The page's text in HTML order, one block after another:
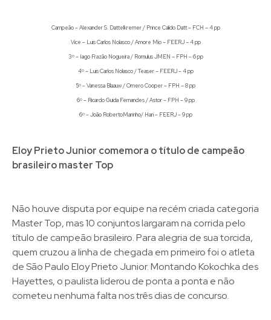
Campeão – Alexander S. Dattelkremer / Prince Calido Datt – FCH – 4 pp
Vice – Luis Carlos Nolasco / Amore Mio – FEERJ – 4 pp
3º – Iago Frazão Nogueira / Romulus JMEN – FPH – 6 pp
4º – Luis Carlos Nolasco / Teaser – FEERJ – 4 pp
5º – Vanessa Blaauw / Omero Cooper – FPH – 8 pp
6º – Ricardo Guida Fernandes / Astor – FPH – 9 pp
6º – João RobertoMarinho/ Hari – FEERJ – 9 pp
Eloy Prieto Junior comemora o título de campeão
brasileiro master Top
Não houve disputa por equipe na recém criada categoria
Master Top, mas 10 conjuntos largaram na corrida pelo
título de campeão brasileiro. Para alegria de sua torcida,
quem cruzou a linha de chegada em primeiro foi o atleta
de São Paulo Eloy Prieto Junior. Montando Kokochka des
Hayettes, o paulista liderou de ponta a ponta e não
cometeu nenhuma falta nos três dias de concurso.